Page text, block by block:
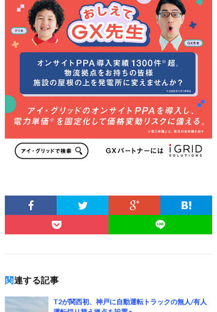
関連する記事
T2が関西初、神戸に自動運転トラックの無人/有人